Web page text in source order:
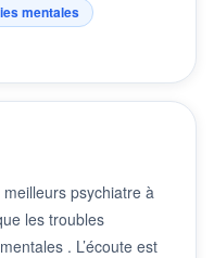
mentales
psychiatre à
les troubles
. L’écoute est